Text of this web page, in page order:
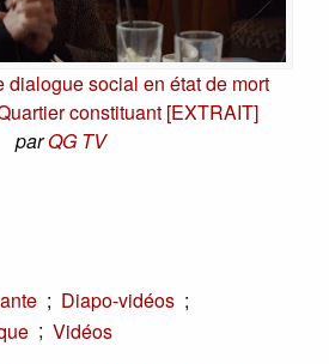
dialogue social en état de mort
constituant [EXTRAIT]
parQG TV
; Diapo-vidéos ;
; Vidéos